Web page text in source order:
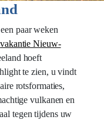
paar weken
vakantie Nieuw-
hoeft
te zien, u vindt
rotsformaties,
vulkanen en
tegen tijdens uw